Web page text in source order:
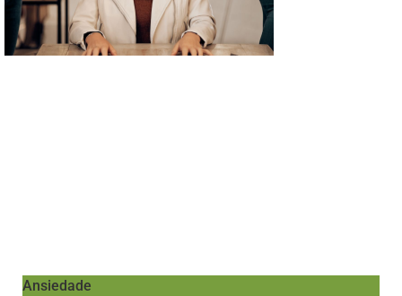
Ansiedade